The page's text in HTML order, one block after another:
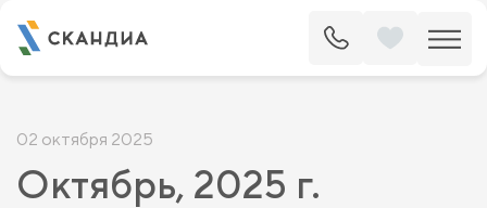
02 октября 2025
Октябрь, 2025 г.